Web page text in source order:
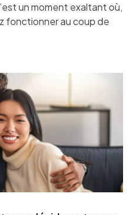
un moment exaltant où,
fonctionner au coup de